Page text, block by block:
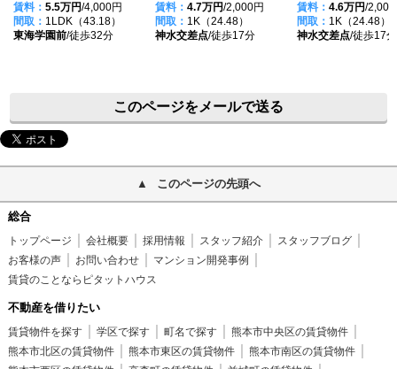
賃料： 5.5万円/4,000円
間取： 1LDK（43.18）
東海学園前/徒歩32分
賃料： 4.7万円/2,000円
間取： 1K（24.48）
神水交差点/徒歩17分
賃料： 4.6万円/2,000
間取： 1K（24.48）
神水交差点/徒歩17分
このページをメールで送る
このページの先頭へ
総合
トップページ 会社概要 採用情報 スタッフ紹介
スタッフブログ
お客様の声
お問い合わせ
マンション開発事例
賃貸のことならピタットハウス
不動産を借りたい
賃貸物件を探す 学区で探す 町名で探す
熊本市中央区の賃貸物件
熊本市北区の賃貸物件
熊本市東区の賃貸物件
熊本市南区の賃貸物件